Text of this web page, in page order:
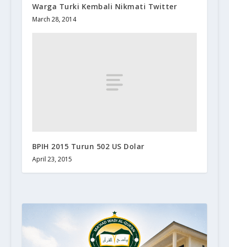
Warga Turki Kembali Nikmati Twitter
March 28, 2014
BPIH 2015 Turun 502 US Dolar
April 23, 2015